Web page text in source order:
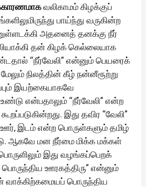
வலிகாமம் கிழக்குப்
பாய்ந்து வருகின்ற
அதனைத் தனக்கு நீர்
தன் கிழக் கெல்லையாக
“நீர்வேலி” என்னும் பெயரைக்
நிலத்தின் கீழ் நன்னீரூற்று
இயற்கையாகவே
என்பதாலும் “நீர்வேலி” என்ற
இது தவிர “வேலி”
இடம் என்ற பொருள்களும் தமிழ்
ஆகவே மன நீர்மை மிக்க மக்கள்
இது வழங்கப்பெறக்
ஊரகத்திரு” என்னும்
வாக்கிற்கமையப் பொருந்திய